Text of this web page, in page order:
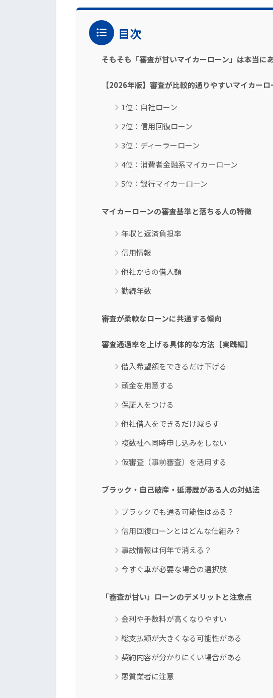
目次
そもそも「審査が甘いマイカーローン」は本当に
【2026年版】審査が比較的通りやすいマイカー
1位：自社ローン
2位：信用回復ローン
3位：ディーラーローン
4位：消費者金融系マイカーローン
5位：銀行マイカーローン
マイカーローンの審査基準と落ちる人の特徴
年収と返済負担率
信用情報
他社からの借入額
勤続年数
審査が柔軟なローンに共通する傾向
審査通過率を上げる具体的な方法【実践編】
借入希望額をできるだけ下げる
頭金を用意する
保証人をつける
他社借入をできるだけ減らす
複数社へ同時申し込みをしない
仮審査（事前審査）を活用する
ブラック・自己破産・延滞歴がある人の対処法
ブラックでも通る可能性はある？
信用回復ローンとはどんな仕組み？
事故情報は何年で消える？
今すぐ車が必要な場合の選択肢
「審査が甘い」ローンのデメリットと注意点
金利や手数料が高くなりやすい
総支払額が大きくなる可能性がある
契約内容が分かりにくい場合がある
悪質業者に注意